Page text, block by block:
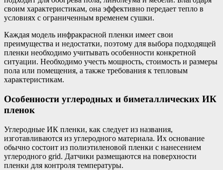
своим характеристикам, она эффективно передает тепло в
условиях с ограниченным временем сушки.
Каждая модель инфракрасной пленки имеет свои
преимущества и недостатки, поэтому для выбора подходящей
пленки необходимо учитывать особенности конкретной
ситуации. Необходимо учесть мощность, стоимость и размеры
пола или помещения, а также требования к тепловым
характеристикам.
Особенности углеродных и биметаллических ИК
пленок
Углеродные ИК пленки, как следует из названия,
изготавливаются из углеродного материала. Их основание
обычно состоит из полиэтиленовой пленки с нанесением
углеродного grid. Датчики размещаются на поверхности
пленки для контроля температуры.